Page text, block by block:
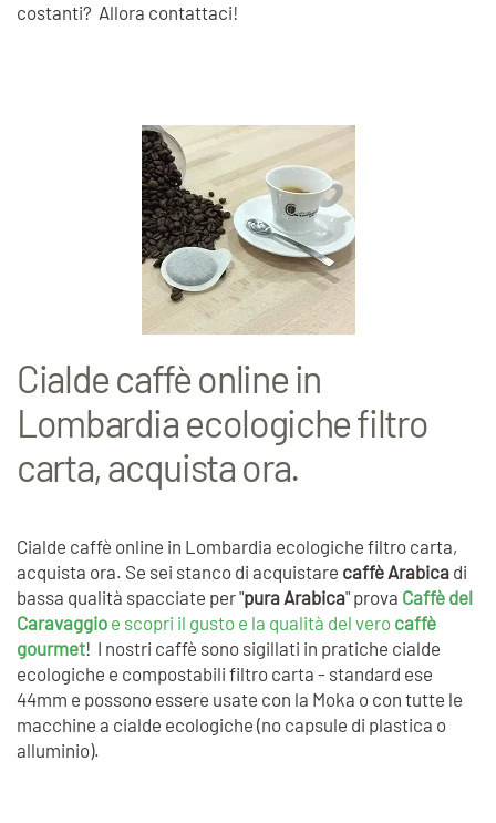
costanti? Allora contattaci!
Cialde caffè online in
Lombardia ecologiche filtro
carta, acquista ora.
Cialde caffè online in Lombardia ecologiche filtro carta,
acquista ora. Se sei stanco di acquistare caffè Arabica di
bassa qualità spacciate per "pura Arabica" prova Caffè del
Caravaggio e scopri il gusto e la qualità del vero caffè
gourmet! I nostri caffè sono sigillati in pratiche cialde
ecologiche e compostabili filtro carta - standard ese
44mm e possono essere usate con la Moka o con tutte le
macchine a cialde ecologiche (no capsule di plastica o
alluminio).